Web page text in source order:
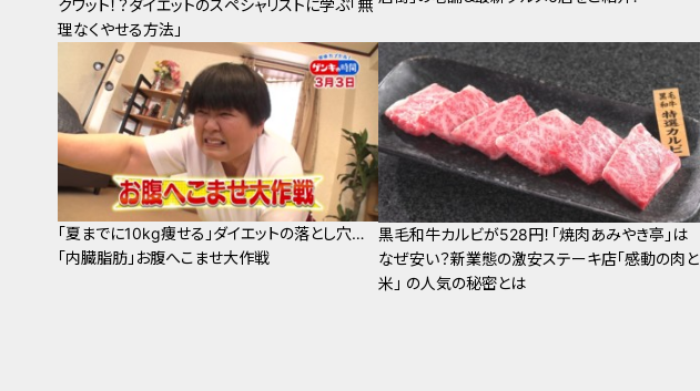
クワット！？ダイエットのスペシャリストに学ぶ「無
理なくやせる方法」
「夏までに10kg痩せる」ダイエットの落とし穴…
「内臓脂肪」お腹へこませ大作戦
黒毛和牛カルビが528円！「焼肉あみやき亭」は
なぜ安い？新業態の激安ステーキ店「感動の肉と
米」 の人気の秘密とは